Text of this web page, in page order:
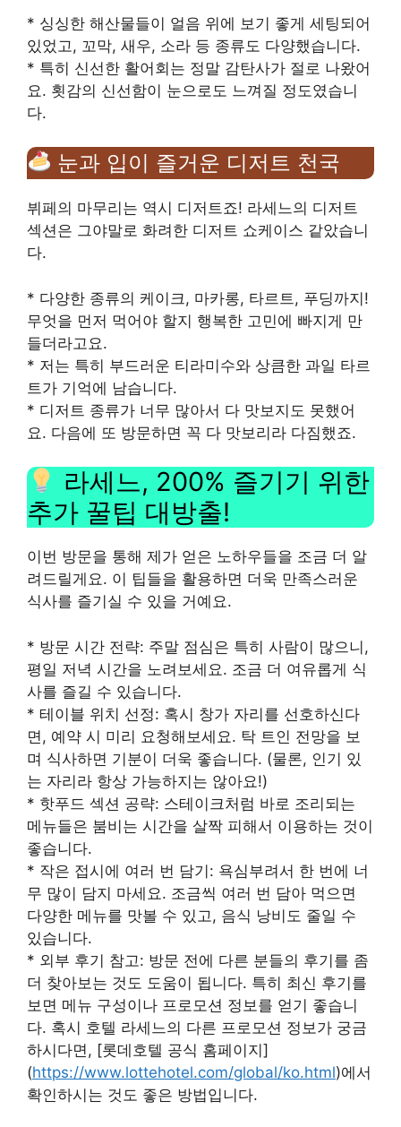
* 싱싱한 해산물들이 얼음 위에 보기 좋게 세팅되어
있었고, 꼬막, 새우, 소라 등 종류도 다양했습니다.
* 특히 신선한 활어회는 정말 감탄사가 절로 나왔어
요. 횟감의 신선함이 눈으로도 느껴질 정도였습니
다.
눈과 입이 즐거운 디저트 천국
뷔페의 마무리는 역시 디저트죠! 라세느의 디저트
섹션은 그야말로 화려한 디저트 쇼케이스 같았습니
다.
* 다양한 종류의 케이크, 마카롱, 타르트, 푸딩까지!
무엇을 먼저 먹어야 할지 행복한 고민에 빠지게 만
들더라고요.
* 저는 특히 부드러운 티라미수와 상큼한 과일 타르
트가 기억에 남습니다.
* 디저트 종류가 너무 많아서 다 맛보지도 못했어
요. 다음에 또 방문하면 꼭 다 맛보리라 다짐했죠.
라세느, 200% 즐기기 위한
추가 꿀팁 대방출!
이번 방문을 통해 제가 얻은 노하우들을 조금 더 알
려드릴게요. 이 팁들을 활용하면 더욱 만족스러운
식사를 즐기실 수 있을 거예요.
* 방문 시간 전략: 주말 점심은 특히 사람이 많으니,
평일 저녁 시간을 노려보세요. 조금 더 여유롭게 식
사를 즐길 수 있습니다.
* 테이블 위치 선정: 혹시 창가 자리를 선호하신다
면, 예약 시 미리 요청해보세요. 탁 트인 전망을 보
며 식사하면 기분이 더욱 좋습니다. (물론, 인기 있
는 자리라 항상 가능하지는 않아요!)
* 핫푸드 섹션 공략: 스테이크처럼 바로 조리되는
메뉴들은 붐비는 시간을 살짝 피해서 이용하는 것이
좋습니다.
* 작은 접시에 여러 번 담기: 욕심부려서 한 번에 너
무 많이 담지 마세요. 조금씩 여러 번 담아 먹으면
다양한 메뉴를 맛볼 수 있고, 음식 낭비도 줄일 수
있습니다.
* 외부 후기 참고: 방문 전에 다른 분들의 후기를 좀
더 찾아보는 것도 도움이 됩니다. 특히 최신 후기를
보면 메뉴 구성이나 프로모션 정보를 얻기 좋습니
다. 혹시 호텔 라세느의 다른 프로모션 정보가 궁금
하시다면, [롯데호텔 공식 홈페이지]
(https://www.lottehotel.com/global/ko.html)에서
확인하시는 것도 좋은 방법입니다.